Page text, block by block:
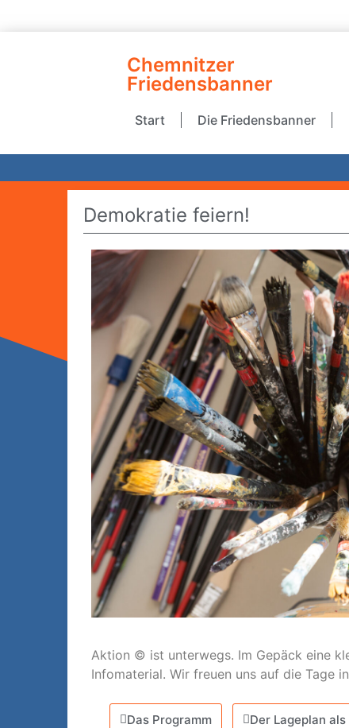
Chemnitzer
Friedensbanner
Start Die Friedensbanner
Demokratie feiern!
Aktion © ist unterwegs. Im Gepäck eine
Infomaterial. Wir freuen uns auf die Tage
Das Programm Der Lageplan als